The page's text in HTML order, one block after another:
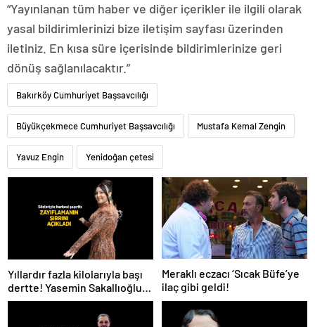
“Yayınlanan tüm haber ve diğer içerikler ile ilgili olarak
yasal bildirimlerinizi bize iletişim sayfası üzerinden
iletiniz. En kısa süre içerisinde bildirimlerinize geri
dönüş sağlanılacaktır.”
Bakırköy Cumhuriyet Başsavcılığı
Büyükçekmece Cumhuriyet Başsavcılığı Mustafa Kemal Zengin
Yavuz Engin Yenidoğan çetesi
Yıllardır fazla kilolarıyla başı
dertte! Yasemin Sakallıoğlu
zayıflamasının sırrını açıkladı
Meraklı eczacı ‘Sıcak Büfe’ye
ilaç gibi geldi!